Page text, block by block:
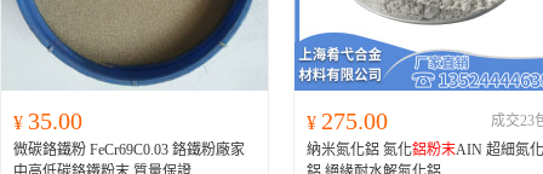
¥ 35.00
微碳鉻鐵粉 FeCr69C0.03 鉻鐵粉廠家
¥ 275.00
成交23
納米氮化鋁 氮化鋁粉末AIN 超細氮化